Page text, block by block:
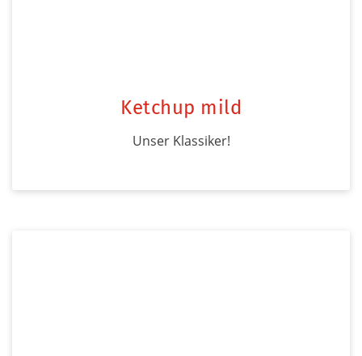
Ketchup mild
Unser Klassiker!